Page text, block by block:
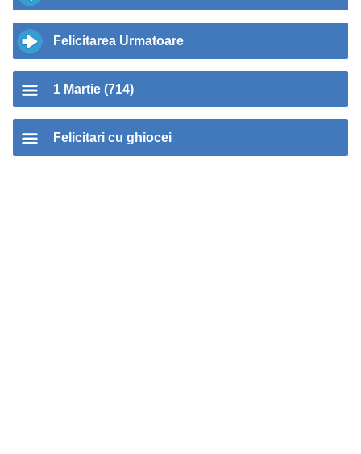
Felicitarea Urmatoare
1 Martie (714)
Felicitari cu ghiocei